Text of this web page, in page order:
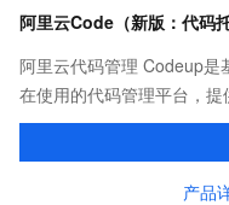
阿里云Code（新版：代码
阿里云代码管理 Codeup是
在使用的代码管理平台，
量检测、持续集成等功能
产品